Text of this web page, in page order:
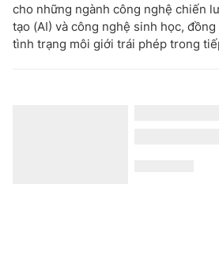
cho những ngành công nghệ chiến
tạo (AI) và công nghệ sinh học,
tình trạng môi giới trái phép trong